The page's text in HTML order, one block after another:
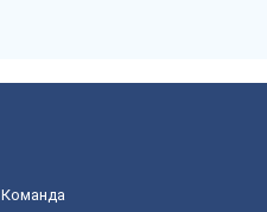
Команда